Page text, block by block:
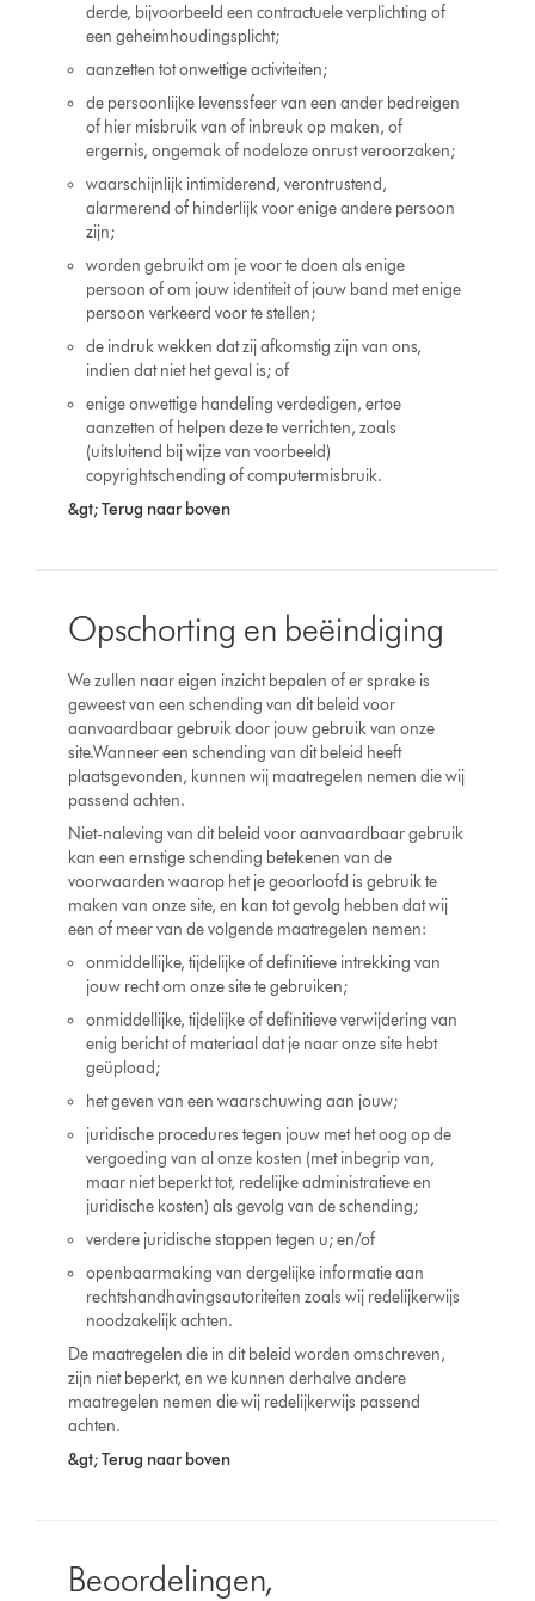
derde, bijvoorbeeld een contractuele verplichting of
een geheimhoudingsplicht;
aanzetten tot onwettige activiteiten;
de persoonlijke levenssfeer van een ander bedreigen
of hier misbruik van of inbreuk op maken, of
ergernis, ongemak of nodeloze onrust veroorzaken;
waarschijnlijk intimiderend, verontrustend,
alarmerend of hinderlijk voor enige andere persoon
zijn;
worden gebruikt om je voor te doen als enige
persoon of om jouw identiteit of jouw band met enige
persoon verkeerd voor te stellen;
de indruk wekken dat zij afkomstig zijn van ons,
indien dat niet het geval is; of
enige onwettige handeling verdedigen, ertoe
aanzetten of helpen deze te verrichten, zoals
(uitsluitend bij wijze van voorbeeld)
copyrightschending of computermisbruik.
&gt; Terug naar boven
Opschorting en beëindiging
We zullen naar eigen inzicht bepalen of er sprake is
geweest van een schending van dit beleid voor
aanvaardbaar gebruik door jouw gebruik van onze
site.Wanneer een schending van dit beleid heeft
plaatsgevonden, kunnen wij maatregelen nemen die wij
passend achten.
Niet-naleving van dit beleid voor aanvaardbaar gebruik
kan een ernstige schending betekenen van de
voorwaarden waarop het je geoorloofd is gebruik te
maken van onze site, en kan tot gevolg hebben dat wij
een of meer van de volgende maatregelen nemen:
onmiddellijke, tijdelijke of definitieve intrekking van
jouw recht om onze site te gebruiken;
onmiddellijke, tijdelijke of definitieve verwijdering van
enig bericht of materiaal dat je naar onze site hebt
geüpload;
het geven van een waarschuwing aan jouw;
juridische procedures tegen jouw met het oog op de
vergoeding van al onze kosten (met inbegrip van,
maar niet beperkt tot, redelijke administratieve en
juridische kosten) als gevolg van de schending;
verdere juridische stappen tegen u; en/of
openbaarmaking van dergelijke informatie aan
rechtshandhavingsautoriteiten zoals wij redelijkerwijs
noodzakelijk achten.
De maatregelen die in dit beleid worden omschreven,
zijn niet beperkt, en we kunnen derhalve andere
maatregelen nemen die wij redelijkerwijs passend
achten.
&gt; Terug naar boven
Beoordelingen,